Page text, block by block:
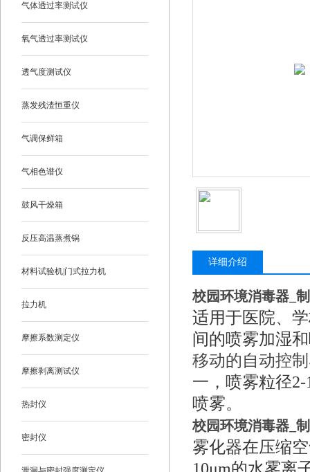
气体透过率测试仪
氧气透过率测试仪
透气度测试仪
蒸发残渣恒重仪
气调保鲜箱
气相色谱仪
鼓风干燥箱
反压高温蒸煮锅
材料试验机|门式拉力机
拉力机
摩擦系数测定仪
摩擦剥离测试仪
热封仪
密封仪
详细介绍
校园环境消毒器_
适用于医院、
间的喷雾加湿
移动的自动控
一，喷雾粒径
喷雾。
校园环境消毒器_
雾化器在压缩